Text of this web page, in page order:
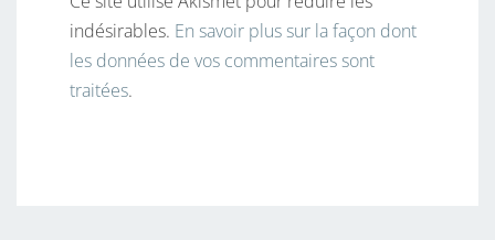
indésirables. En savoir plus sur la façon dont
les données de vos commentaires sont
traitées.